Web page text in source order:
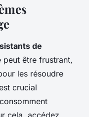
de
peut être frustrant,
les résoudre
crucial
cela, accédez